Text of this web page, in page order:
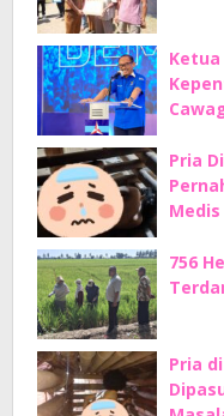
Pria
Medis
756
Pria